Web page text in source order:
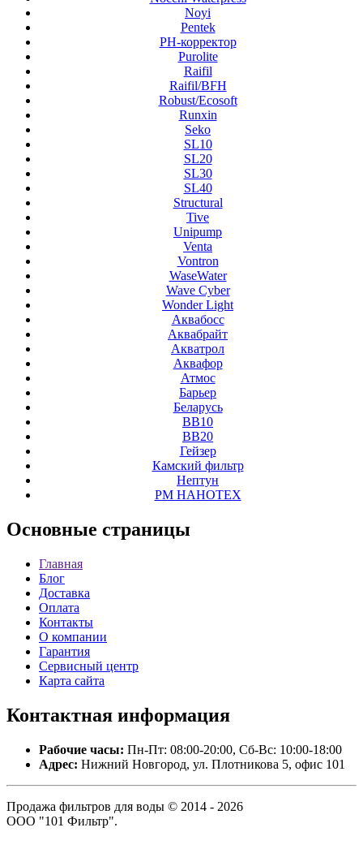
Noyi
Pentek
PH-корректор
Purolite
Raifil
Raifil/BFH
Robust/Ecosoft
Runxin
Seko
SL10
SL20
SL30
SL40
Structural
Tive
Unipump
Venta
Vontron
WaseWater
Wave Cyber
Wonder Light
Аквабосс
Аквабрайт
Акватрол
Аквафор
Атмос
Барьер
Беларусь
ВВ10
ВВ20
Гейзер
Камский фильтр
Нептун
РМ НАНОТЕХ
Основные страницы
Главная
Блог
Доставка
Оплата
Контакты
О компании
Гарантия
Сервисный центр
Карта сайта
Контактная информация
Рабочие часы: Пн-Пт: 08:00-20:00, Сб-Вс: 10:00-18:00
Адрес: Нижний Новгород, ул. Плотникова 5, офис 101
Продажа фильтров для воды © 2014 - 2026
ООО "101 Фильтр".